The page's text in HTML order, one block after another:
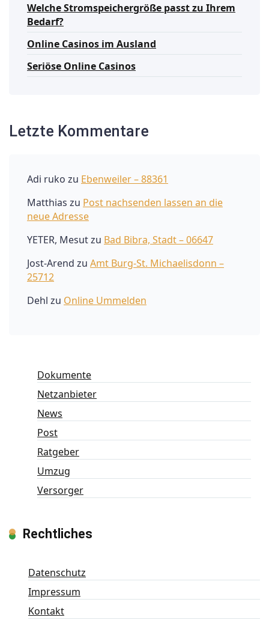
Welche Stromspeichergröße passt zu Ihrem
Bedarf?
Online Casinos im Ausland
Seriöse Online Casinos
Letzte Kommentare
Adi ruko zu Ebenweiler – 88361
Matthias zu Post nachsenden lassen an die
neue Adresse
YETER, Mesutzu Bad Bibra, Stadt – 06647
Jost-Arend zu Amt Burg-St. Michaelisdonn –
25712
Dehl zu Online Ummelden
Dokumente
Netzanbieter
News
Post
Ratgeber
Umzug
Versorger
Rechtliches
Datenschutz
Impressum
Kontakt